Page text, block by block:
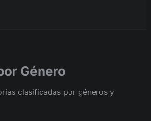
Género
clasificadas por géneros y